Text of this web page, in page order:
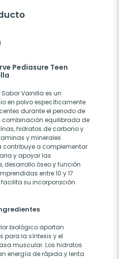
Pediasure Teen
Vainilla es un
en polvo específicamente
durante el periodo de
combinación equilibrada de
hidratos de carbono y
y minerales
contribuye a complementar
y apoyar las
desarrollo óseo y función
entre 10 y 17
su incorporación
biológico aportan
para la síntesis y el
muscular. Los hidratos
energía de rápida y lenta